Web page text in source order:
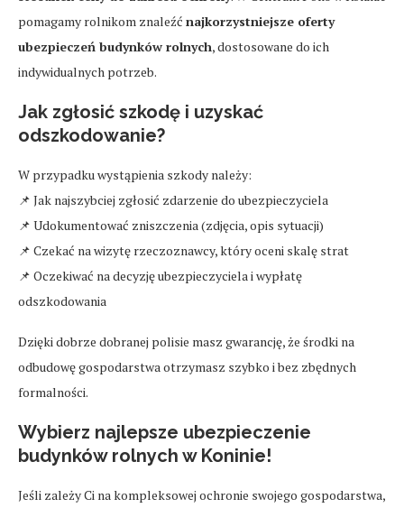
pomagamy rolnikom znaleźć najkorzystniejsze oferty
ubezpieczeń budynków rolnych, dostosowane do ich
indywidualnych potrzeb.
Jak zgłosić szkodę i uzyskać
odszkodowanie?
W przypadku wystąpienia szkody należy:
📌 Jak najszybciej zgłosić zdarzenie do ubezpieczyciela
📌 Udokumentować zniszczenia (zdjęcia, opis sytuacji)
📌 Czekać na wizytę rzeczoznawcy, który oceni skalę strat
📌 Oczekiwać na decyzję ubezpieczyciela i wypłatę
odszkodowania
Dzięki dobrze dobranej polisie masz gwarancję, że środki na
odbudowę gospodarstwa otrzymasz szybko i bez zbędnych
formalności.
Wybierz najlepsze ubezpieczenie
budynków rolnych w Koninie!
Jeśli zależy Ci na kompleksowej ochronie swojego gospodarstwa,